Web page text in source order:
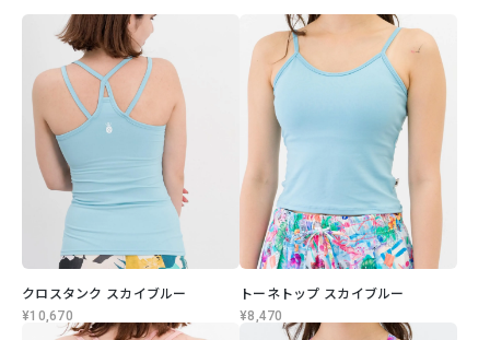
クロスタンク スカイブルー
¥10,670
トーネトップ スカイブルー
¥8,470